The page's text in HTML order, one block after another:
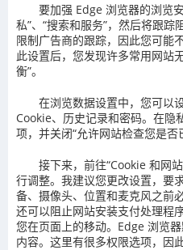
要加强 Edge 浏览器的浏览
私”、“搜索和服务”，然后将跟踪
限制广告商的跟踪，因此您可能
此设置后，您发现许多常用网站
衡”。
在浏览数据设置中，您可以
Cookie、历史记录和密码。在隐
项，并关闭“允许网站检查您是否
接下来，前往“Cookie 和网
行调整。我建议您更改设置，要
备、摄像头、位置和麦克风之前
还可以阻止网站安装支付处理程
您在页面上的移动。Edge 浏览
内容。这里有很多权限选项，因